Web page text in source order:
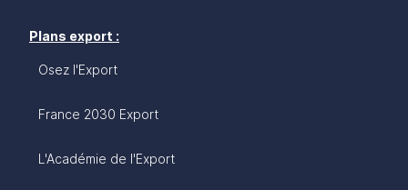
Plans export :
Osez l'Export
France 2030 Export
L'Académie de l'Export